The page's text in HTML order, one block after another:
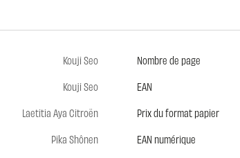
Kouji Seo
Kouji Seo
Laetitia Aya Citroën
Pika Shônen
Nombre de page
EAN
Prix du format papier
EAN numérique